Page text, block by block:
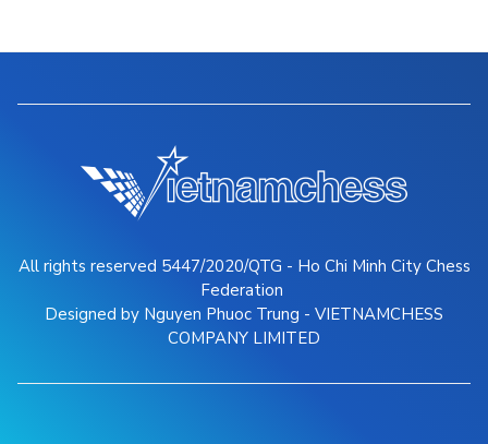
All rights reserved 5447/2020/QTG - Ho Chi Minh City Chess
Federation
Designed by Nguyen Phuoc Trung - VIETNAMCHESS
COMPANY LIMITED